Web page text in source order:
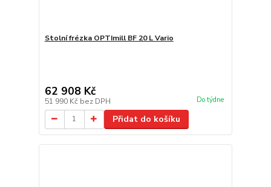
Stolní frézka OPTImill BF 20 L Vario
62 908 Kč
51 990 Kč bez DPH Do týdne
Přidat do košíku